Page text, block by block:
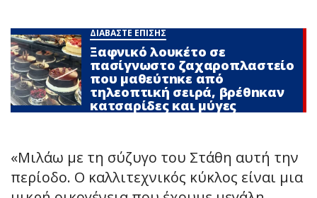
ΔΙΑΒΑΣΤΕ ΕΠΙΣΗΣ
Ξαφνικό λουκέτο σε
πασίγνωστο ζαχαροπλαστείο
που μαθεύτnκε από
τηλεοπτική σειρά, βρέθnκαν
κατσαρίδες και μύγες
«Μιλάω με τη σύζυγο του Στάθη αυτή την
περίοδο. Ο καλλιτεχνικός κύκλος είναι μια